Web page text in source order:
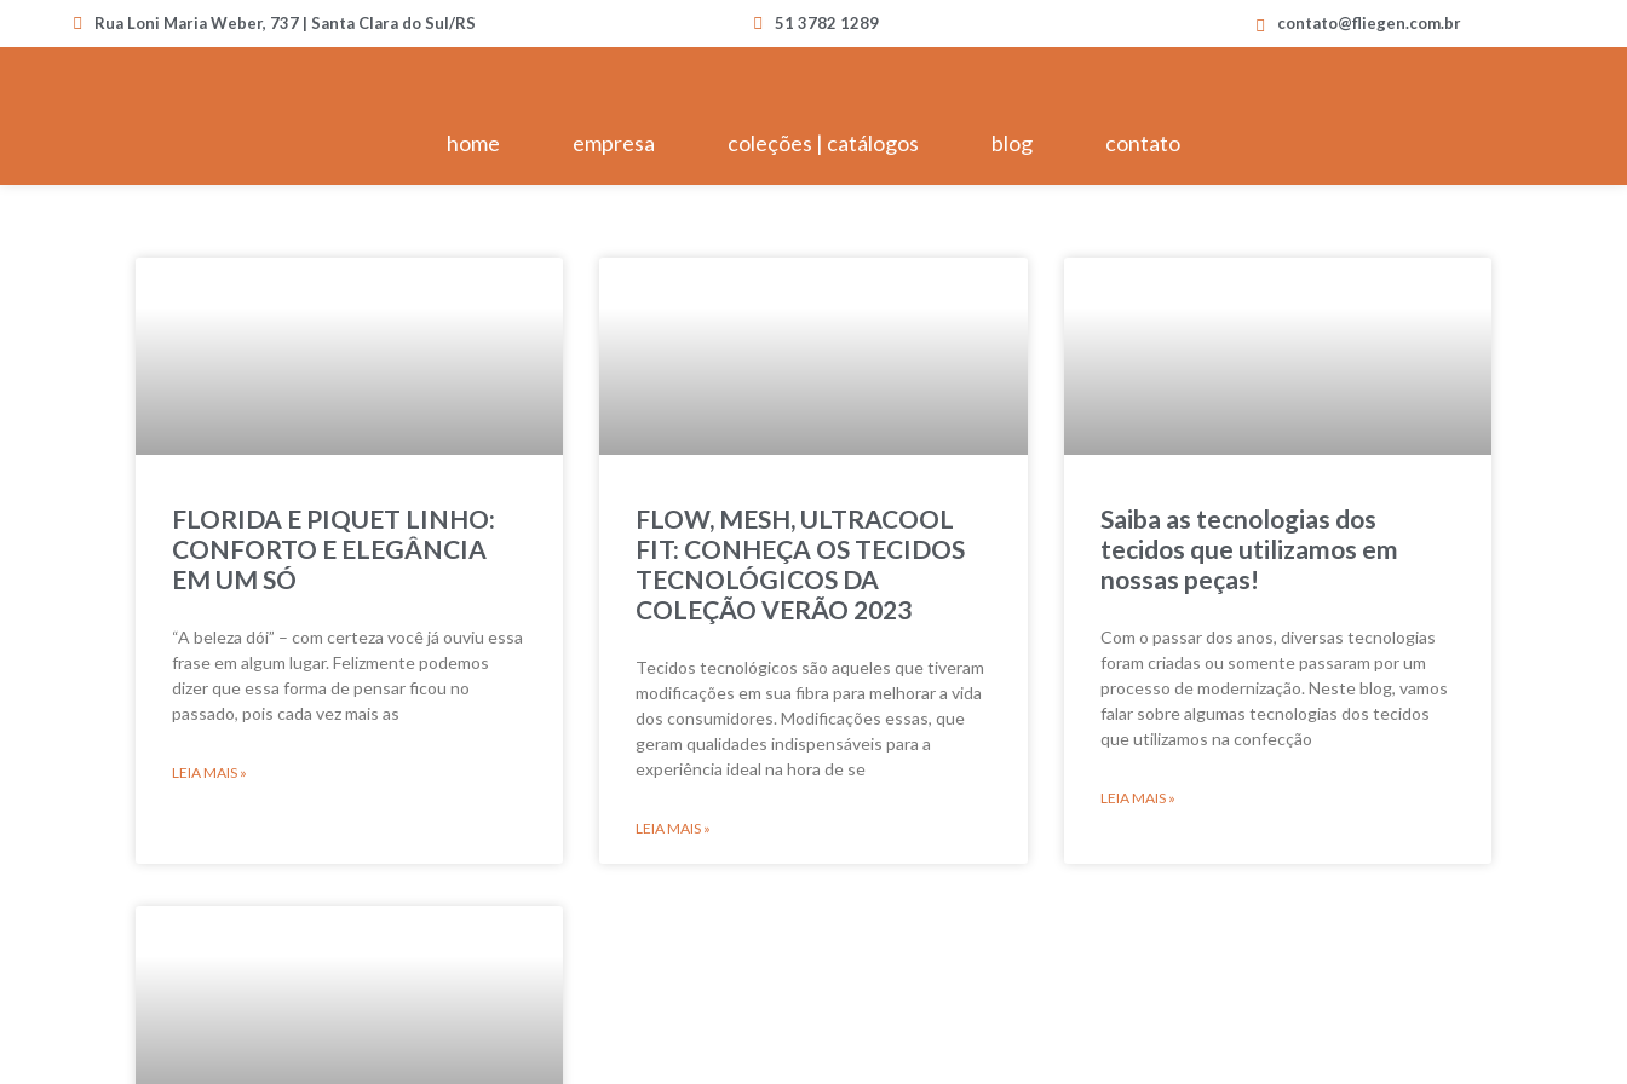
Rua Loni Maria Weber, 737 | Santa Clara do Sul/RS 51 3782 1289 contato@fliegen.com.br
home empresa coleções | catálogos blog contato
FLORIDA E PIQUET LINHO:
CONFORTO E ELEGÂNCIA
EM UM SÓ
“A beleza dói” – com certeza você já ouviu essa
frase em algum lugar. Felizmente podemos
dizer que essa forma de pensar ficou no
passado, pois cada vez mais as
LEIA MAIS »
FLOW, MESH, ULTRACOOL
FIT: CONHEÇA OS TECIDOS
TECNOLÓGICOS DA
COLEÇÃO VERÃO 2023
Tecidos tecnológicos são aqueles que tiveram
modificações em sua fibra para melhorar a vida
dos consumidores. Modificações essas, que
geram qualidades indispensáveis para a
experiência ideal na hora de se
LEIA MAIS »
Saiba as tecnologias dos
tecidos que utilizamos em
nossas peças!
Com o passar dos anos, diversas tecnologias
foram criadas ou somente passaram por um
processo de modernização. Neste blog, vamos
falar sobre algumas tecnologias dos tecidos
que utilizamos na confecção
LEIA MAIS »